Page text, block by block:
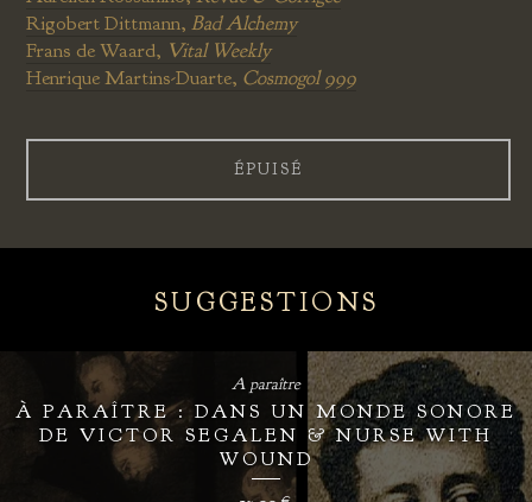
Rigobert Dittmann,Bad Alchemy
Frans de Waard, Vital Weekly
Henrique Martins-Duarte, Cosmogol 999
ÉPUISÉ
SUGGESTIONS
À PARAÎTRE : DANS UN MONDE SONORE
DE VICTOR SEGALEN & NURSE WITH
WOUND
A paraître